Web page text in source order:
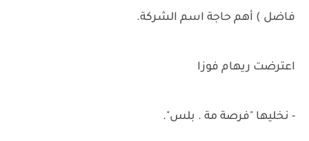
فاضل ) أهم حاجة اسم الشركة.
اعترضت ريهام فوزا
- نخليها "فرصة مة . بلس".